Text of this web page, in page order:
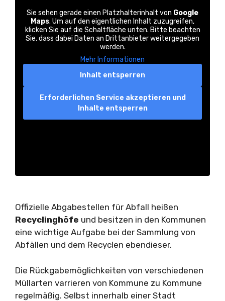
Sie sehen gerade einen Platzhalterinhalt von Google
Maps. Um auf den eigentlichen Inhalt zuzugreifen,
klicken Sie auf die Schaltfläche unten. Bitte beachten
Sie, dass dabei Daten an Drittanbieter weitergegeben
werden.
Mehr Informationen
Inhalt entsperren
Erforderlichen Service akzeptieren und
Inhalte entsperren
Offizielle Abgabestellen für Abfall heißen
Recyclinghöfe und besitzen in den Kommunen
eine wichtige Aufgabe bei der Sammlung von
Abfällen und dem Recyclen ebendieser.
Die Rückgabemöglichkeiten von verschiedenen
Müllarten varrieren von Kommune zu Kommune
regelmäßig. Selbst innerhalb einer Stadt